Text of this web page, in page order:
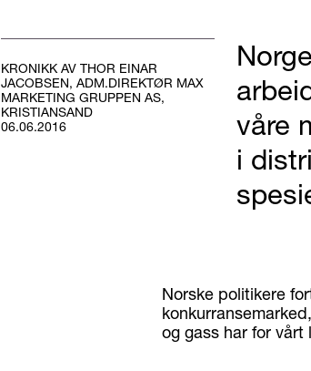
KRONIKK AV THOR EINAR
JACOBSEN, ADM.DIREKTØR MAX
MARKETING GRUPPEN AS,
KRISTIANSAND
06.06.2016
våre
i
Norske politikere
og gass har for vårt